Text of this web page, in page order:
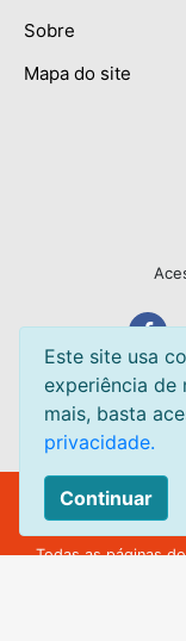
Sobre
Mapa do site
Leilão Quente Site
diariamente.
Todas as páginas
Este site usa
experiência de
mais, basta
privacidade.
Continuar